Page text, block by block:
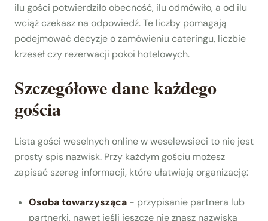
ilu gości potwierdziło obecność, ilu odmówiło, a od ilu
wciąż czekasz na odpowiedź. Te liczby pomagają
podejmować decyzje o zamówieniu cateringu, liczbie
krzeseł czy rezerwacji pokoi hotelowych.
Szczegółowe dane każdego
gościa
Lista gości weselnych online w weselewsieci to nie jest
prosty spis nazwisk. Przy każdym gościu możesz
zapisać szereg informacji, które ułatwiają organizację:
Osoba towarzysząca - przypisanie partnera lub
partnerki, nawet jeśli jeszcze nie znasz nazwiska